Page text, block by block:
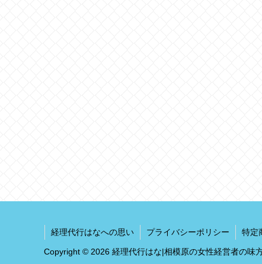
経理代行はなへの思い プライバシーポリシー 特定
Copyright © 2026 経理代行はな|相模原の女性経営者の味